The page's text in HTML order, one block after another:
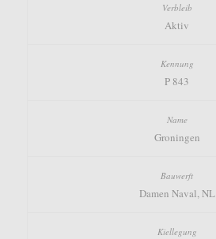
Aktiv
P 843
Groningen
Damen Naval, NL